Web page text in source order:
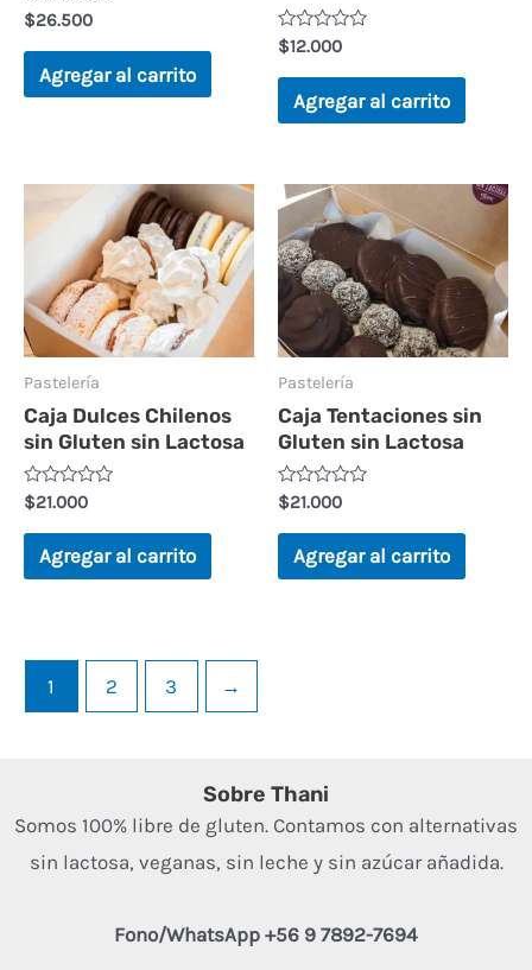
Valorado
en
0
$26.500
Agregar al carrito
Valorado
en
0
$12.000
Agregar al carrito
Pastelería
Caja Dulces Chilenos
sin Gluten sin Lactosa
Valorado
en
0
$21.000
Agregar al carrito
Pastelería
Caja Tentaciones sin
Gluten sin Lactosa
Valorado
en
0
$21.000
Agregar al carrito
1 2 3 →
Sobre Thani
Somos 100% libre de gluten. Contamos con alternativas
sin lactosa, veganas, sin leche y sin azúcar añadida.
Fono/WhatsApp +56 9 7892-7694